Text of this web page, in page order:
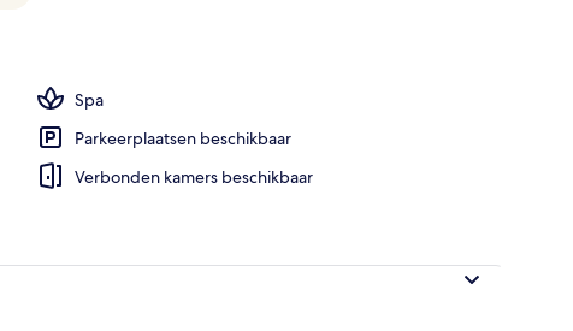
Spa
Parkeerplaatsen beschikbaar
Verbonden kamers beschikbaar